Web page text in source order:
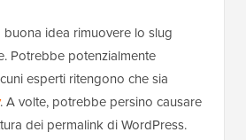
idea rimuovere lo slug
Potrebbe potenzialmente
esperti ritengono che sia
. A volte, potrebbe persino causare
dei permalink di WordPress.